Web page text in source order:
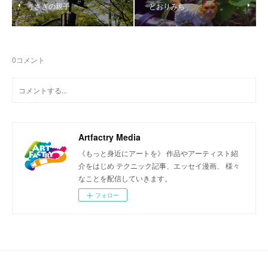
うさぎの親子 とおりみち
0コメント
Artfactry Media
《もっと身近にアートを》 作品やアーティスト紹
介をはじめ テクニック記事、エッセイ漫画、 様々
なことを配信していきます。
フォロー